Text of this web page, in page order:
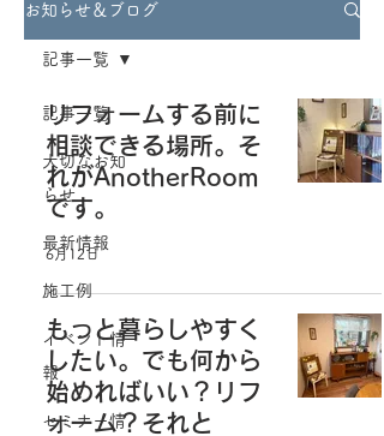
お知らせ＆ブログ
記事一覧
大切なお知
らせ
最新情報
施工例
イベント情
報
セミナー情
記事一覧
リフォームする前に
相談できる場所。そ
れがAnotherRoom
です。
6月12日
もっと暮らしやすく
したい。でも何から
始めればいい？リフ
ォーム？それと